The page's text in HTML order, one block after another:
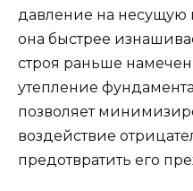
давление на несущую
она быстрее
строя раньше
утепление
позволяет
воздействие
предотвратить его